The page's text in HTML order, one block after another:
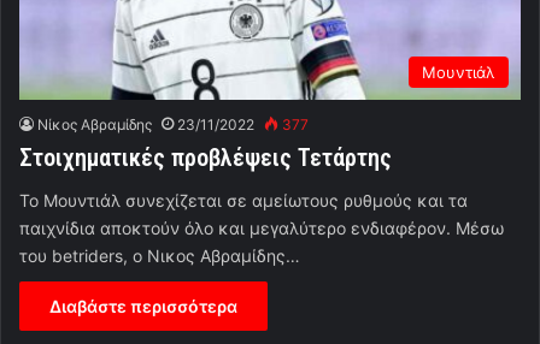
Μουντιάλ
Νίκος Αβραμίδης 23/11/2022 377
Στοιχηματικές προβλέψεις Τετάρτης
Το Μουντιάλ συνεχίζεται σε αμείωτους ρυθμούς και τα
παιχνίδια αποκτούν όλο και μεγαλύτερο ενδιαφέρον. Μέσω
του betriders, o Νικος Αβραμίδης…
Διαβάστε περισσότερα